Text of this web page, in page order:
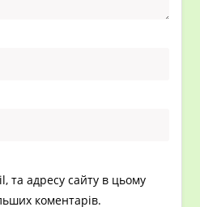
та адресу сайту в цьому
коментарів.